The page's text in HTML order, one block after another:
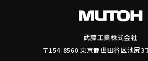
武藤工業株式会社
〒154-8560 東京都世田谷区池尻3